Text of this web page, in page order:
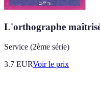
L'orthographe
Service (2ème série)
3.7 EURVoir le prix